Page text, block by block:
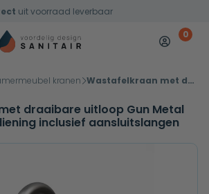
uit voorraad leverbaar
Mijn 0
kranen Wastafelkraan met draaibare uitloop Gun Metal één-greeps bediening inclusief aansluitslangen
draaibare uitloop Gun Metal
inclusief aansluitslangen